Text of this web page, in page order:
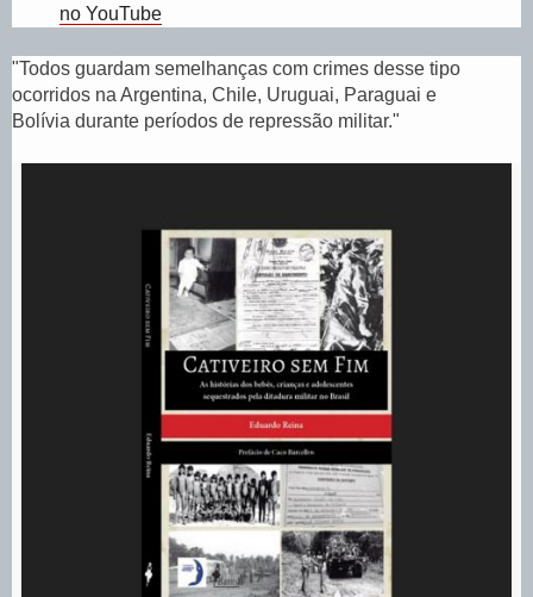
no YouTube
"Todos guardam semelhanças com crimes desse tipo
ocorridos na Argentina, Chile, Uruguai, Paraguai e
Bolívia durante períodos de repressão militar."